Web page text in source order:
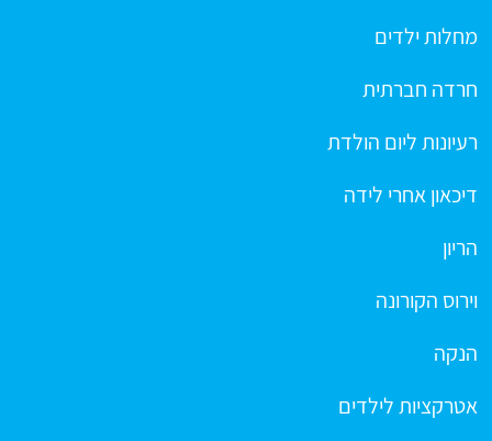
מחלות ילדים
חרדה חברתית
רעיונות ליום הולדת
דיכאון אחרי לידה
הריון
וירוס הקורונה
הנקה
אטרקציות לילדים